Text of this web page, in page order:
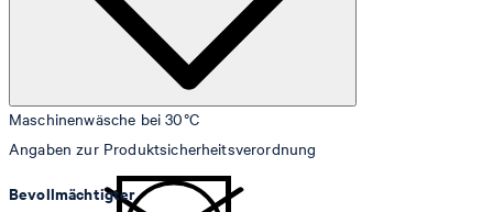
Maschinenwäsche bei 30°C
Angaben zur Produktsicherheitsverordnung
Bevollmächtigter